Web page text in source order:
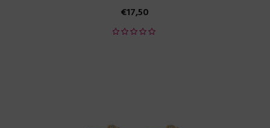
€17,50